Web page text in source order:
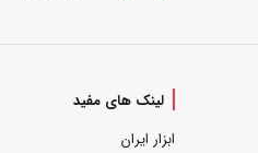
لینک های مفید
ابزار ایران